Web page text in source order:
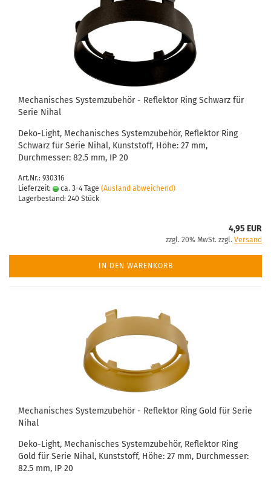
Mechanisches Systemzubehör - Reflektor Ring Schwarz für
Serie Nihal
Deko-Light, Mechanisches Systemzubehör, Reflektor Ring
Schwarz für Serie Nihal, Kunststoff, Höhe: 27 mm,
Durchmesser: 82.5 mm, IP 20
Art.Nr.: 930316
Lieferzeit:
ca. 3-4 Tage (Ausland abweichend)
Lagerbestand: 240 Stück
4,95 EUR
zzgl. 20% MwSt. zzgl. Versand
IN DEN WARENKORB
Mechanisches Systemzubehör - Reflektor Ring Gold für Serie
Nihal
Deko-Light, Mechanisches Systemzubehör, Reflektor Ring
Gold für Serie Nihal, Kunststoff, Höhe: 27 mm, Durchmesser:
82.5 mm, IP 20